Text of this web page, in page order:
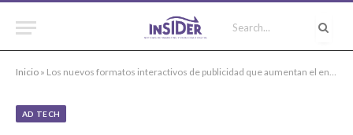
Inicio » Los nuevos formatos interactivos de publicidad que aumentan el engagement y la conversión
AD TECH